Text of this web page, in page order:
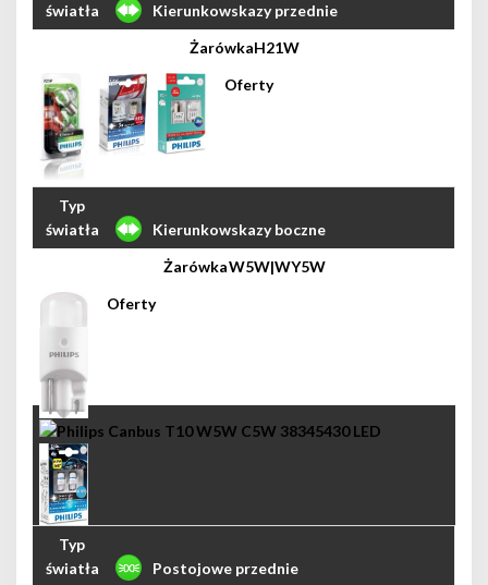
Kierunkowskazy przednie
H21W
Kierunkowskazy boczne
W5W|WY5W
Postojowe przednie